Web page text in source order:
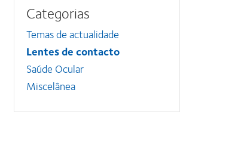
Categorias
Temas de actualidade
Lentes de contacto
Saúde Ocular
Miscelânea